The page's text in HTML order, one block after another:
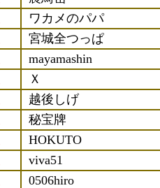
ワカメのパパ
宮城全つっぱ
mayamashin
Ｘ
越後しげ
秘宝牌
HOKUTO
viva51
0506hiro